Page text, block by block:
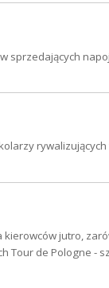
sprzedających
jutro,
Tour de Pologne -